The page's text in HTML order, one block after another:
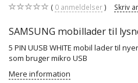
0 anmeldelser Skriv
SAMSUNG mobillader til
5 PIN UUSB WHITE mobil lader til
som bruger mikro USB
Mere information